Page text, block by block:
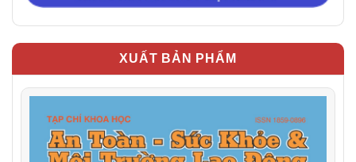
XUẤT BẢN PHẨM